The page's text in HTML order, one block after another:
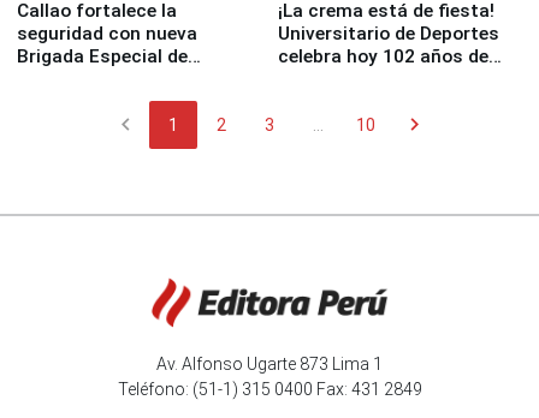
Callao fortalece la
seguridad con nueva
Brigada Especial de
equipamiento para
¡La crema está de fiesta!
Universitario de Deportes
celebra hoy 102 años de
chevron_left 1 2 3 10 chevron_right
Av. Alfonso Ugarte 873 Lima 1
Teléfono: (51-1) 315 0400 Fax: 431 2849